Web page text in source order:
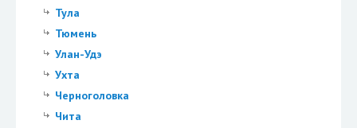
Тула
Тюмень
Улан-Удэ
Ухта
Черноголовка
Чита